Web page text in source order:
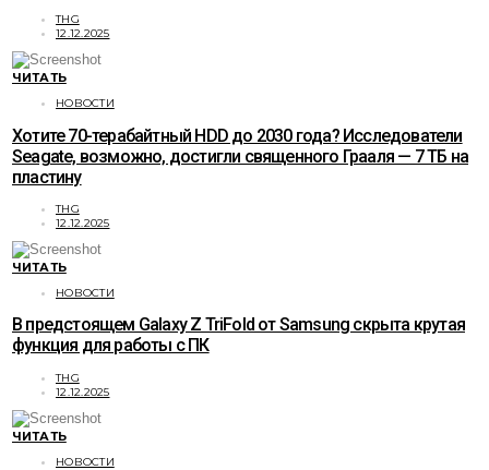
THG
12.12.2025
ЧИТАТЬ
НОВОСТИ
Хотите 70-терабайтный HDD до 2030 года? Исследователи
Seagate, возможно, достигли священного Грааля — 7 ТБ на
пластину
THG
12.12.2025
ЧИТАТЬ
НОВОСТИ
В предстоящем Galaxy Z TriFold от Samsung скрыта крутая
функция для работы с ПК
THG
12.12.2025
ЧИТАТЬ
НОВОСТИ